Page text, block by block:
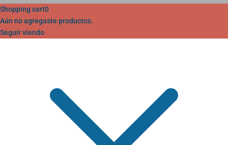
Shopping cart0
Aún no agregaste productos.
Seguir viendo